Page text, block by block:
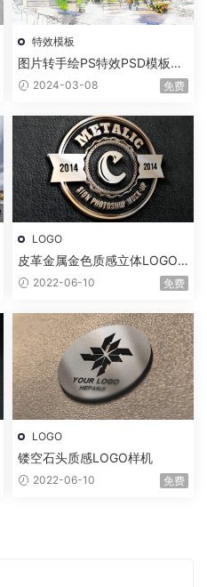
特效模板
图片转手绘PS特效PSD模板一
键生成
2024-03-08 免费
LOGO
皮革金属金色质感立体LOGO
样机2022-06-10 免费
LOGO
镂空石头质感LOGO样机
2022-06-10 免费